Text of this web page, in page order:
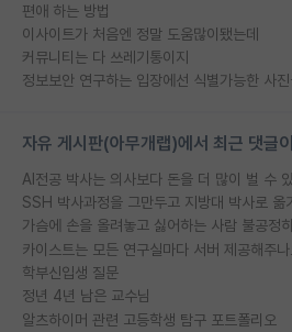
편애 하는 방법
이사이트가 처음엔 정말 도움많이됐는데
커뮤니티는 다 쓰레기통이지
자유 게시판(아무개랩)에서 최근 댓글
AI전공 박사는 의사보다 돈을 더 많이 벌 수
가슴에 손을 올려놓고 싫어하는 사람 불공정
카이스트는 모든 연구실마다 서버 제공해주
학부신입생 질문
정년 4년 남은 교수님
알츠하이머 관련 고등학생 탐구 포트폴리오